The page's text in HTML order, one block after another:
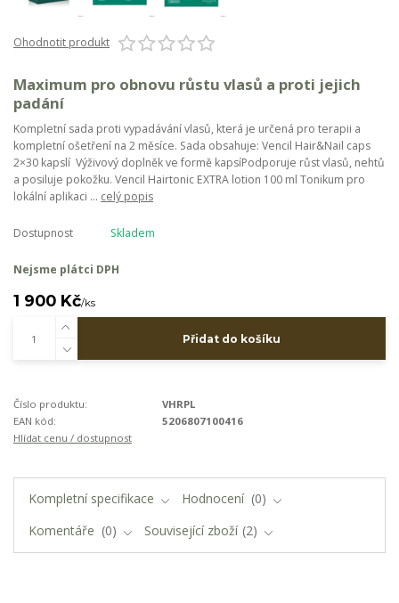
Ohodnotit produkt
Maximum pro obnovu růstu vlasů a proti jejich
padání
Kompletní sada proti vypadávání vlasů, která je určená pro terapii a
kompletní ošetření na 2 měsíce. Sada obsahuje: Vencil Hair&Nail caps
2×30 kapslí Výživový doplněk ve formě kapsíPodporuje růst vlasů, nehtů
a posiluje pokožku. Vencil Hairtonic EXTRA lotion 100 ml Tonikum pro
lokální aplikaci ... celý popis
Dostupnost Skladem
Nejsme plátci DPH
1 900 Kč/ks
Přidat do košíku
Číslo produktu:
VHRPL
EAN kód:
5206807100416
Hlídat cenu / dostupnost
Kompletní specifikace Hodnocení
0
Komentáře
0 Související zboží 2